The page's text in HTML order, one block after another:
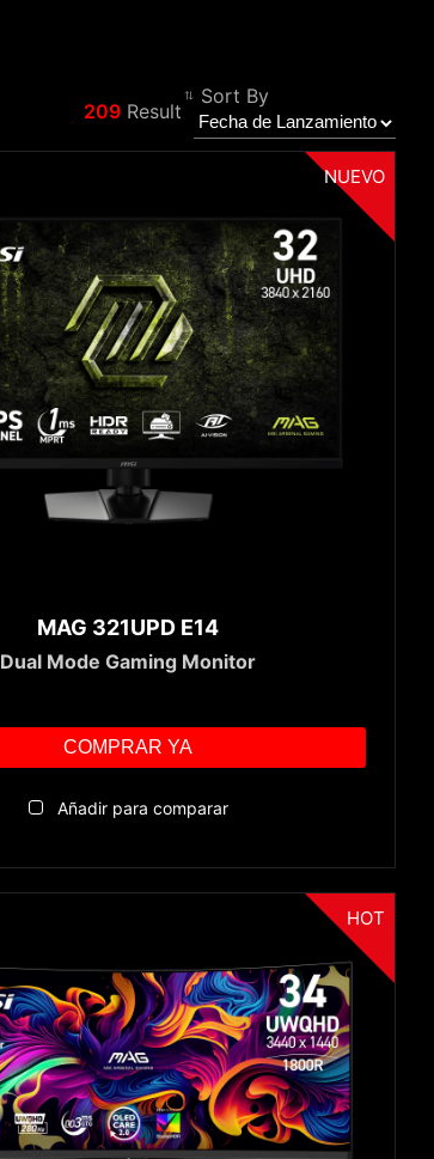
209 Result
Sort By
NUEVO
MAG 321UPD E14
Dual Mode Gaming Monitor
COMPRAR YA
Añadir para comparar
HOT
Filtro Atrás